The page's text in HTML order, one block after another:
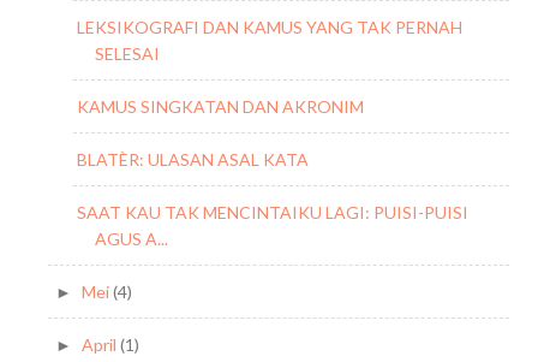
LEKSIKOGRAFI DAN KAMUS YANG TAK PERNAH
SELESAI
KAMUS SINGKATAN DAN AKRONIM
BLATÈR: ULASAN ASAL KATA
SAAT KAU TAK MENCINTAIKU LAGI: PUISI-PUISI
AGUS A...
► Mei(4)
► April (1)